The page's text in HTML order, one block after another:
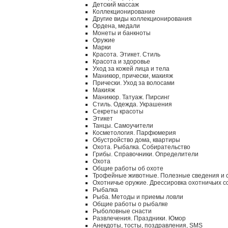
Детский массаж
Коллекционирование
Другие виды коллекционирования
Ордена, медали
Монеты и банкноты
Оружие
Марки
Красота. Этикет. Стиль
Красота и здоровье
Уход за кожей лица и тела
Маникюр, прически, макияж
Прически. Уход за волосами
Макияж
Маникюр. Татуаж. Пирсинг
Стиль. Одежда. Украшения
Секреты красоты
Этикет
Танцы. Самоучители
Косметология. Парфюмерия
Обустройство дома, квартиры
Охота. Рыбалка. Собирательство
Грибы. Справочники. Определители
Охота
Общие работы об охоте
Трофейные животные. Полезные сведения и
Охотничье оружие. Дрессировка охотничьих
Рыбалка
Рыба. Методы и приемы ловли
Общие работы о рыбалке
Рыболовные снасти
Развлечения. Праздники. Юмор
Анекдоты, тосты, поздравления, SMS